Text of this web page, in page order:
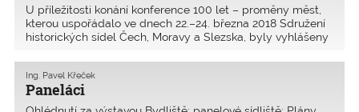
U příležitosti konání konference 100 let – proměny měst,
kterou uspořádalo ve dnech 22.–24. března 2018 Sdružení
historických sídel Čech, Moravy a Slezska, byly vyhlášeny
soutěže přihlásilo 37 objektů. Již v páte
Paneláci
Ing. Pavel Křeček